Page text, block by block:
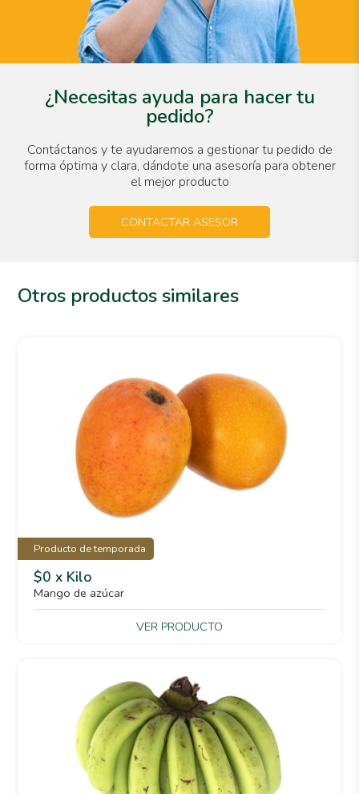
¿Necesitas ayuda para hacer tu
pedido?
Contáctanos y te ayudaremos a gestionar tu pedido de
forma óptima y clara, dándote una asesoría para obtener
el mejor producto
CONTACTAR ASESOR
Otros productos similares
Producto de temporada
$0 x Kilo
Mango de azúcar
VER PRODUCTO